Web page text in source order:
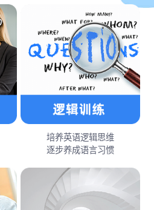
培养英语逻辑思维
逐步养成语言习惯